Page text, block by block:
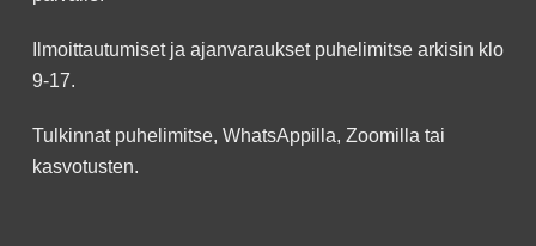
Ilmoittautumiset ja ajanvaraukset puhelimitse arkisin klo
9-17.
Tulkinnat puhelimitse, WhatsAppilla, Zoomilla tai
kasvotusten.